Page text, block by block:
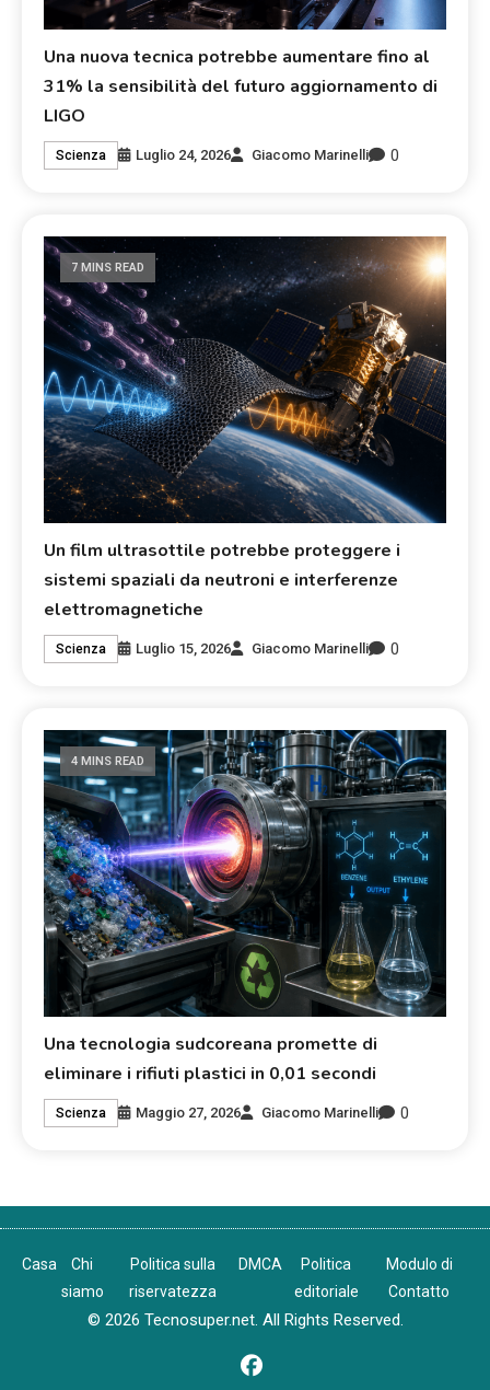
Una nuova tecnica potrebbe aumentare fino al
31% la sensibilità del futuro aggiornamento di
LIGO
Scienza Luglio 24, 2026 Giacomo Marinelli 0
7 MINS READ
Un film ultrasottile potrebbe proteggere i
sistemi spaziali da neutroni e interferenze
elettromagnetiche
Scienza Luglio 15, 2026 Giacomo Marinelli 0
4 MINS READ
Una tecnologia sudcoreana promette di
eliminare i rifiuti plastici in 0,01 secondi
Scienza Maggio 27, 2026 Giacomo Marinelli 0
Casa
Chi
siamo
Politica sulla
riservatezza
DMCA
Politica
editoriale
Modulo di
Contatto
© 2026 Tecnosuper.net. All Rights Reserved.